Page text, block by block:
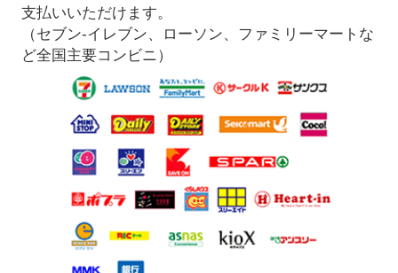
支払いいただけます。
（セブン-イレブン、ローソン、ファミリーマートな
ど全国主要コンビニ）